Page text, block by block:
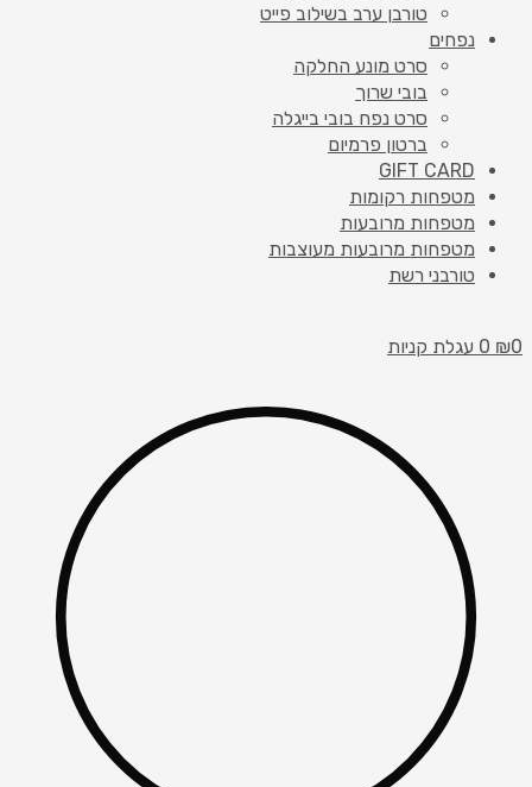
טורבן ערב בשילוב פייט
נפחים
סרט מונע החלקה
בובי שרוך
סרט נפח בובי בייגלה
ברטון פרמיום
GIFT CARD
מטפחות רקומות
מטפחות מרובעות
מטפחות מרובעות מעוצבות
טורבני רשת
₪0
0 עגלת קניות